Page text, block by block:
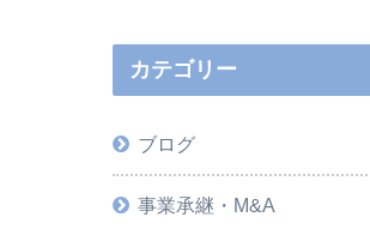
カテゴリー
ブログ
事業承継・M&A